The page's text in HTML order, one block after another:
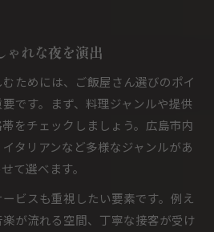
ゃれな夜を演出
ためには、ご飯屋さん選びのポイ
です。まず、料理ジャンルや提供
をチェックしましょう。広島市内
タリアンなど多様なジャンルがあ
て選べます。
ビスも重視したい要素です。例え
が流れる空間、丁寧な接客が受け